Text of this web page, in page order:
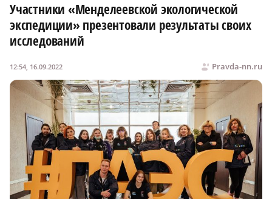
Участники «Менделеевской экологической
экспедиции» презентовали результаты своих
исследований
Pravda-nn.ru
12:54, 16.09.2022